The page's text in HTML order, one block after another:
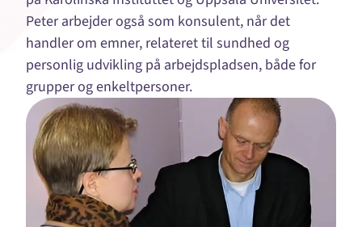
Peter arbejder også som konsulent, når det
handler om emner, relateret til sundhed og
personlig udvikling på arbejdspladsen, både for
grupper og enkeltpersoner.